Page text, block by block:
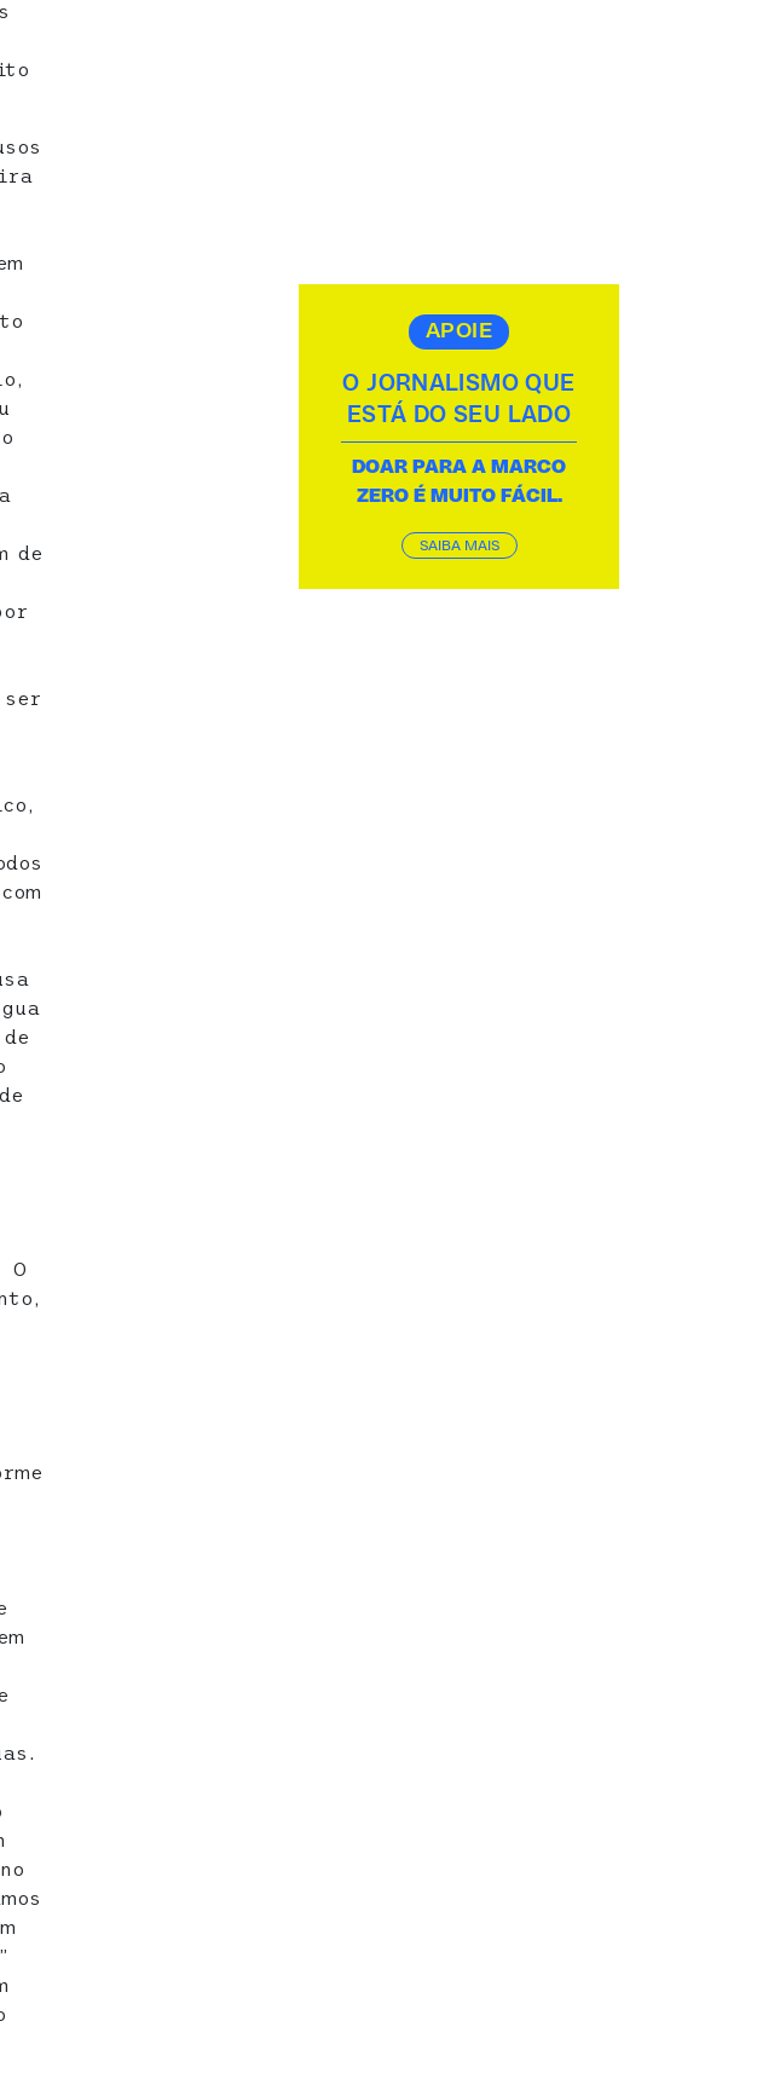
de
ser
O
APOIE
O JORNALISMO QUE
ESTÁ DO SEU LADO
DOAR PARA A MARCO
ZERO É MUITO FÁCIL.
SAIBA MAIS